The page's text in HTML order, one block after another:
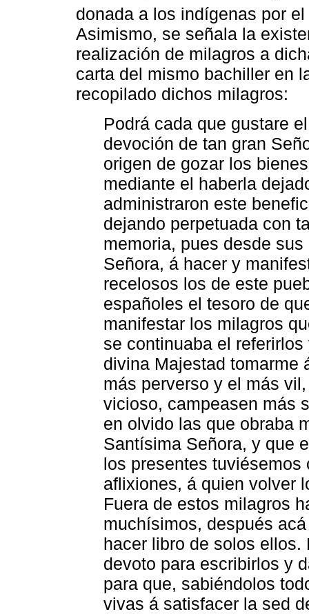
donada a los indígenas por
Asimismo, se señala la
realización de milagros a
carta del mismo bachiller en
recopilado dichos milagros:
Podrá cada que gustare
devoción de tan gran
origen de gozar los
mediante el haberla
administraron este
dejando perpetuada con
memoria, pues desde
Señora, á hacer y
recelosos los de este
españoles el tesoro de
manifestar los milagros
se continuaba el
divina Majestad tomarme
más perverso y el más
vicioso, campeasen más
en olvido las que obraba
Santísima Señora, y que
los presentes
aflixiones, á quien volver
Fuera de estos milagros
muchísimos, después
hacer libro de solos ellos.
devoto para escribirlos y
para que, sabiéndolos
vivas á satisfacer la sed